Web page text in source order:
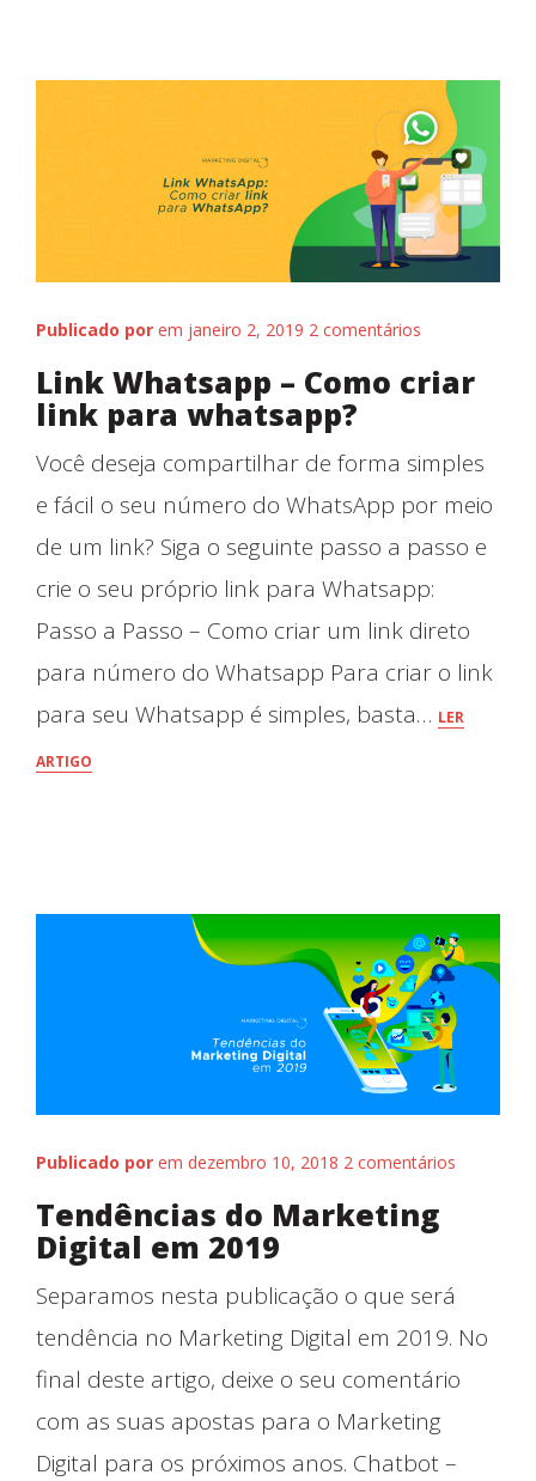
O que Fazemos
Nossos Trabalhos
Publicado por em janeiro 2, 2019 2 comentários
Link Whatsapp – Como criar
link para whatsapp?
Você deseja compartilhar de forma simples
e fácil o seu número do WhatsApp por meio
de um link? Siga o seguinte passo a passo e
crie o seu próprio link para Whatsapp:
Passo a Passo – Como criar um link direto
para número do Whatsapp Para criar o link
para seu Whatsapp é simples, basta… LER
ARTIGO
Publicado por em dezembro 10, 2018 2 comentários
Tendências do Marketing
Digital em 2019
Separamos nesta publicação o que será
tendência no Marketing Digital em 2019. No
final deste artigo, deixe o seu comentário
com as suas apostas para o Marketing
Digital para os próximos anos. Chatbot –